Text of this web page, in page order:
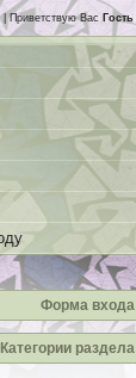
|Приветствую Вас Гость
Форма входа
Категории раздела